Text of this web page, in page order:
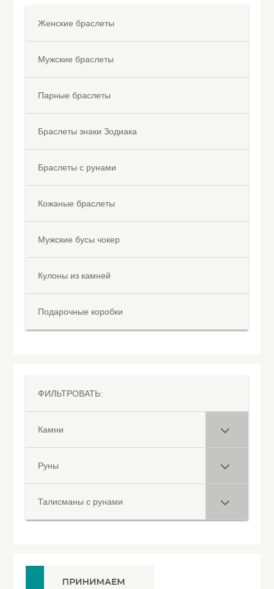
Женские браслеты
Мужские браслеты
Парные браслеты
Браслеты знаки Зодиака
Браслеты с рунами
Кожаные браслеты
Мужские бусы чокер
Кулоны из камней
Подарочные коробки
ФИЛЬТРОВАТЬ:
Камни
Руны
Талисманы с рунами